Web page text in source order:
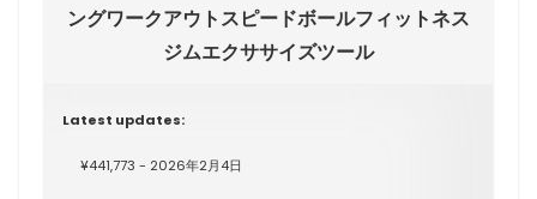
ングワークアウトスピードボールフィットネス
ジムエクササイズツール
Latest updates:
¥441,773 - 2026年2月4日